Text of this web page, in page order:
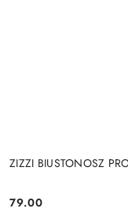
ZIZZI BIUSTONOSZ
Cena:
79.00